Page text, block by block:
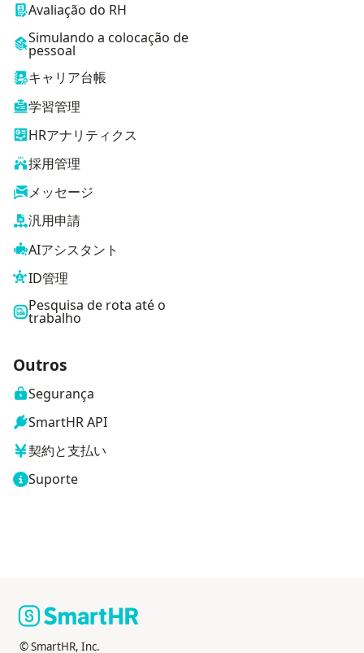
Avaliação do RH
Simulando a colocação de
pessoal
キャリア台帳
学習管理
HRアナリティクス
採用管理
メッセージ
汎用申請
AIアシスタント
ID管理
Pesquisa de rota até o
trabalho
Outros
Segurança
SmartHR API
契約と支払い
Suporte
© SmartHR, Inc.